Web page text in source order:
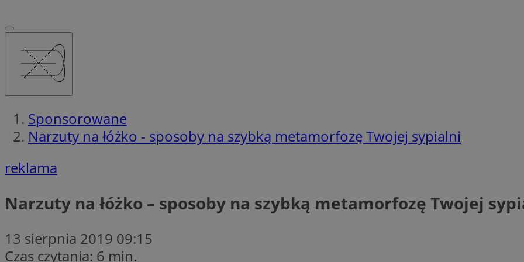
Sponsorowane
Narzuty na łóżko - sposoby na szybką metamorfozę Twojej sypialni
reklama
Narzuty na łóżko – sposoby na szybką metamorfozę Twojej
13 sierpnia 2019 09:15
Czas czytania: 6 min.